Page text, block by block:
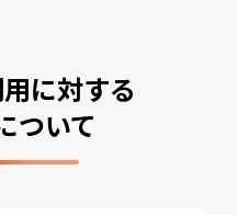
に対する
ついて